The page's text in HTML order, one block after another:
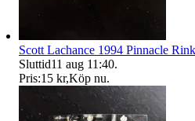
Scott Lachance 1994 Pinnacle
Sluttid11 aug 11:40.
Pris:15 kr,Köp nu.